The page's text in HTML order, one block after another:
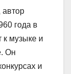
автор
года в
к музыке и
Он
и